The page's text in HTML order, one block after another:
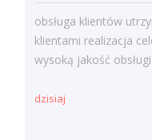
obsługa klientów
klientami realizacja
wysoką jakość
dzisiaj